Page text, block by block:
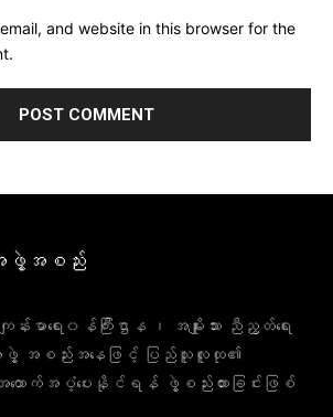
and website in this browser for the
ဖွဲ့အစည်း
မာရေး၀န်ကြီးဌာန ၊ အမျိုးသား ညီညွတ်ရေး
ဖွဲ့ အစည်းအနေဖြင့် ပြည်သူလူထု၏
ထောက်အပံ့ပေးနိုင်ရန် ဖွဲ့စည်းထားခြင်းဖြစ်